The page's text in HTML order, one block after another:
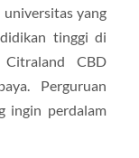
yang
tinggi di
CBD
Perguruan
ingin perdalam